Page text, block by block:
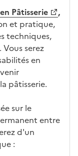
o
r
m
a
t
i
o
d
a
n
s
dé
bo
uch
és
l'ét
abl
iss
Pâtisserie
,
et pratique,
techniques,
serez
en
pâtisserie.
sur le
entre
d'un
: